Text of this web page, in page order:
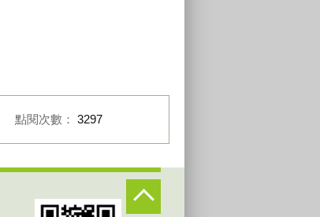
點閱次數： 3297